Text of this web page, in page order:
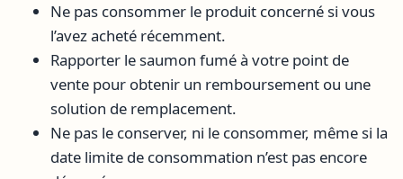
Ne pas consommer le produit concerné si vous
l’avez acheté récemment.
Rapporter le saumon fumé à votre point de
vente pour obtenir un remboursement ou une
solution de remplacement.
Ne pas le conserver, ni le consommer, même si la
date limite de consommation n’est pas encore